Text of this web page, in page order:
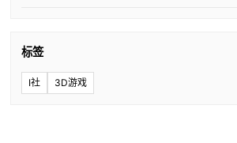
标签
I社 3D游戏